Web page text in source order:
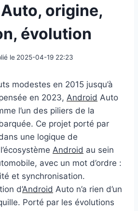
origine,
évolution
le 2025-04-19 22:23
modestes en 2015 jusqu’à
en 2023, Android Auto
l’un des piliers de la
Ce projet porté par
une logique de
Android au sein
avec un mot d’ordre :
et synchronisation.
d’Android Auto n’a rien d’un
Porté par les évolutions